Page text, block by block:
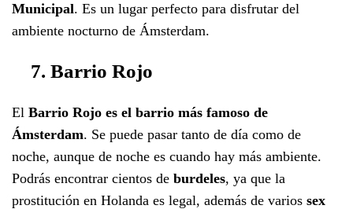
Municipal. Es un lugar perfecto para disfrutar del
ambiente nocturno de Ámsterdam.
7. Barrio Rojo
El Barrio Rojo es el barrio más famoso de
Ámsterdam. Se puede pasar tanto de día como de
noche, aunque de noche es cuando hay más ambiente.
Podrás encontrar cientos de burdeles, ya que la
prostitución en Holanda es legal, además de varios sex